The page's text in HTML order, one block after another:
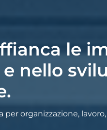
le
nello
per organizzazione,